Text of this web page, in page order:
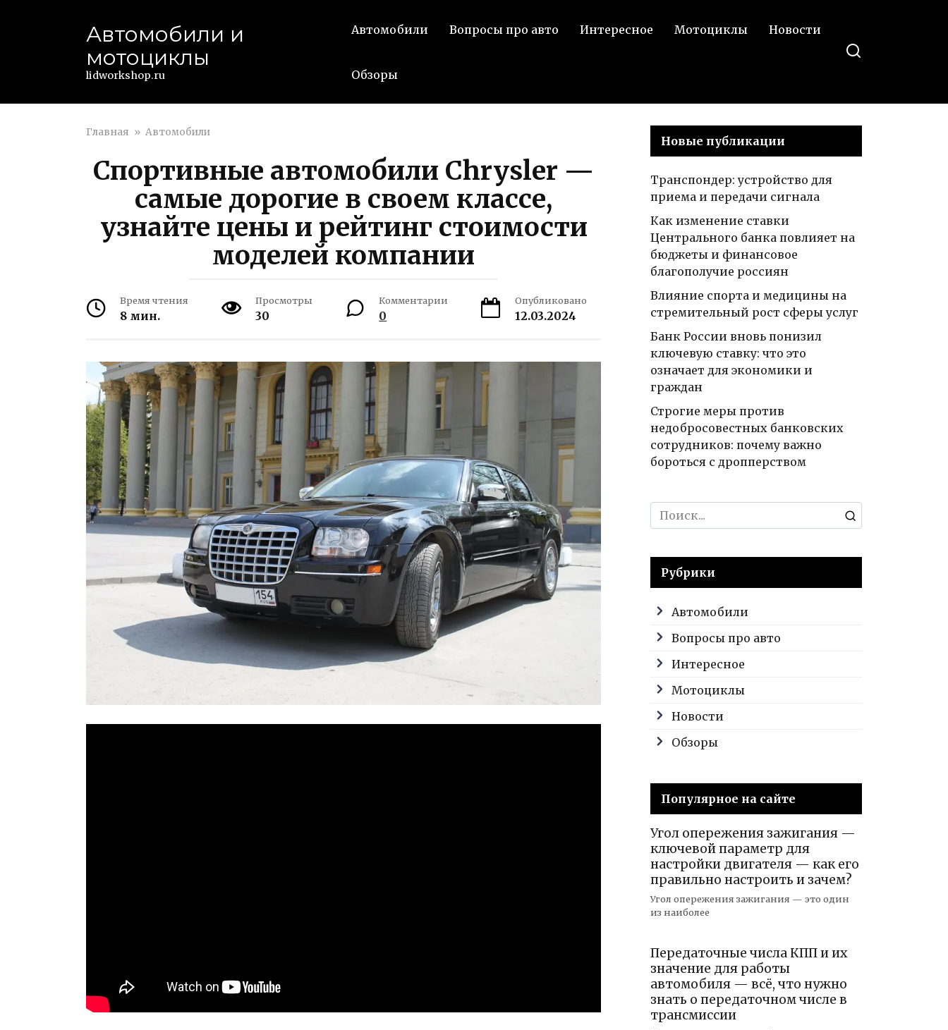
Автомобили и
мотоциклы
lidworkshop.ru
Автомобили Вопросы про авто Интересное Мотоциклы Новости
Обзоры
Главная » Автомобили
Спортивные автомобили Chrysler —
самые дорогие в своем классе,
узнайте цены и рейтинг стоимости
моделей компании
Время чтения
8 мин.
Просмотры
30
Комментарии
0
Опубликовано
12.03.2024
Новые публикации
Транспондер: устройство для
приема и передачи сигнала
Как изменение ставки
Центрального банка повлияет на
бюджеты и финансовое
благополучие россиян
Влияние спорта и медицины на
стремительный рост сферы услуг
Банк России вновь понизил
ключевую ставку: что это
означает для экономики и
граждан
Строгие меры против
недобросовестных банковских
сотрудников: почему важно
бороться с дропперством
Search
for:
Рубрики
Автомобили
Вопросы про авто
Интересное
Мотоциклы
Новости
Обзоры
Популярное на сайте
Угол опережения зажигания —
ключевой параметр для
настройки двигателя — как его
правильно настроить и зачем?
Угол опережения зажигания — это один
из наиболее
Передаточные числа КПП и их
значение для работы
автомобиля — всё, что нужно
знать о передаточном числе в
трансмиссии